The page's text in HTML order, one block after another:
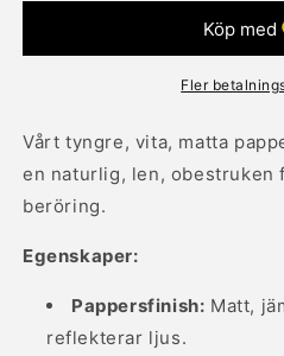
omsorg
dag
taget&quot;
&quot;Vila,
omsorg
och
dag
taget&quot;
Fler
Vårt tyngre, vita, matta
en naturlig, len, obestruken
beröring.
Egenskaper:
Pappersfinish: Matt,
reflekterar ljus.